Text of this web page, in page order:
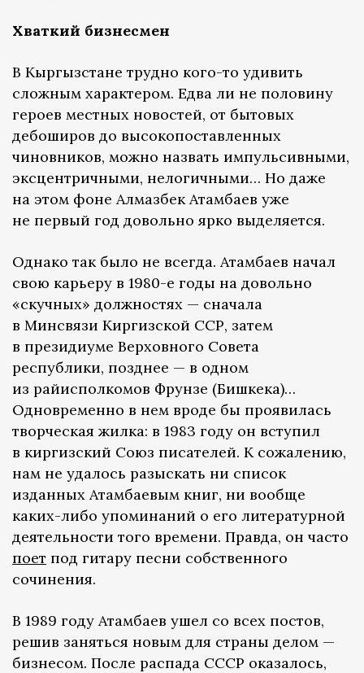
Хваткий бизнесмен
В Кыргызстане трудно кого-то удивить
сложным характером. Едва ли не половину
героев местных новостей, от бытовых
дебоширов до высокопоставленных
чиновников, можно назвать импульсивными,
эксцентричными, нелогичными… Но даже
на этом фоне Алмазбек Атамбаев уже
не первый год довольно ярко выделяется.
Однако так было не всегда. Атамбаев начал
свою карьеру в 1980-е годы на довольно
«скучных» должностях — сначала
в Минсвязи Киргизской ССР, затем
в президиуме Верховного Совета
республики, позднее — в одном
из райисполкомов Фрунзе (Бишкека)…
Одновременно в нем вроде бы проявилась
творческая жилка: в 1983 году он вступил
в киргизский Союз писателей. К сожалению,
нам не удалось разыскать ни список
изданных Атамбаевым книг, ни вообще
каких-либо упоминаний о его литературной
деятельности того времени. Правда, он часто
поет под гитару песни собственного
сочинения.
В 1989 году Атамбаев ушел со всех постов,
решив заняться новым для страны делом —
бизнесом. После распада СССР оказалось,